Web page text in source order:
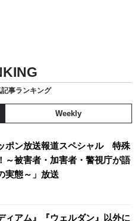
事ランキング
Weekly
ポン放送報道スペシャル 特殊
～被害者・加害者・警視庁が語
実態～」放送
ィアム』『ウェルダン』以外に